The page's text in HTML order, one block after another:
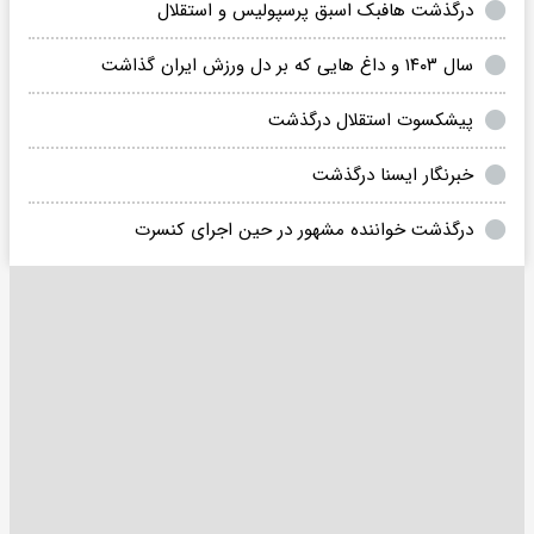
درگذشت هافبک اسبق پرسپولیس و استقلال
سال ۱۴۰۳ و داغ هایی که بر دل ورزش ایران گذاشت
پیشکسوت استقلال درگذشت
خبرنگار ایسنا درگذشت
درگذشت خواننده مشهور در حین اجرای کنسرت